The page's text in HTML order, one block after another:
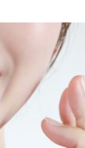
先天
プライバシ